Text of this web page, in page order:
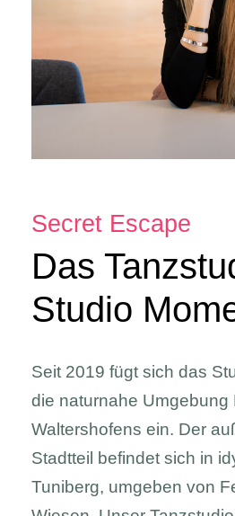
Secret Escape
Das
Studio
Seit 2019 fügt sich das
die naturnahe Umgebung
Waltershofens ein. Der
Stadtteil befindet sich in
Tuniberg, umgeben von